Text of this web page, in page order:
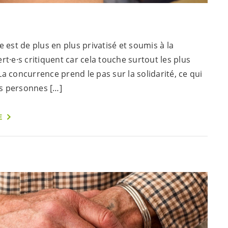
est de plus en plus privatisé et soumis à la
critiquent car cela touche surtout les plus
concurrence prend le pas sur la solidarité, ce qui
personnes […]